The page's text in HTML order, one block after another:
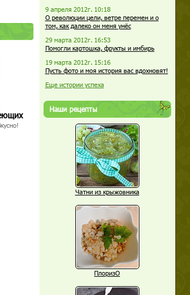
9 апреля 2012г. 10:18
О революции цели, ветре перемен и о
том, как далеко он меня унёс
29 марта 2012г. 16:53
Помогли картошка, фрукты и имбирь
19 марта 2012г. 15:16
Пусть фото и моя история вас вдохновят!
Еще истории успеха
Наши рецепты
Чатни из крыжовника
ПлоризО